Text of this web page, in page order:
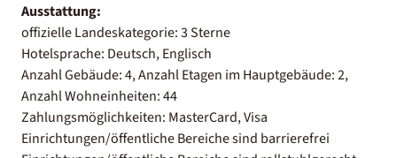
Ausstattung:
offizielle Landeskategorie: 3 Sterne
Hotelsprache: Deutsch, Englisch
Anzahl Gebäude: 4, Anzahl Etagen im Hauptgebäude: 2,
Anzahl Wohneinheiten: 44
Zahlungsmöglichkeiten: MasterCard, Visa
Einrichtungen/öffentliche Bereiche sind barrierefrei